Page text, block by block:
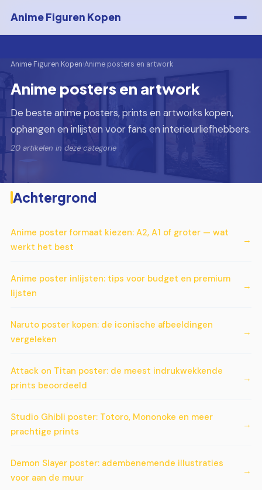
Anime Figuren Kopen
Anime Figuren Kopen›Anime posters en artwork
Anime posters en artwork
De beste anime posters, prints en artworks kopen,
ophangen en inlijsten voor fans en interieurliefhebbers.
20 artikelen in deze categorie
Achtergrond
Anime poster formaat kiezen: A2, A1 of groter — wat
werkt het best
Anime poster inlijsten: tips voor budget en premium
lijsten
Naruto poster kopen: de iconische afbeeldingen
vergeleken
Attack on Titan poster: de meest indrukwekkende
prints beoordeeld
Studio Ghibli poster: Totoro, Mononoke en meer
prachtige prints
Demon Slayer poster: adembenemende illustraties
voor aan de muur